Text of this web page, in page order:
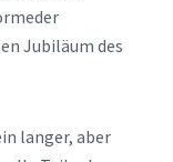
Jubiläum des
langer, aber